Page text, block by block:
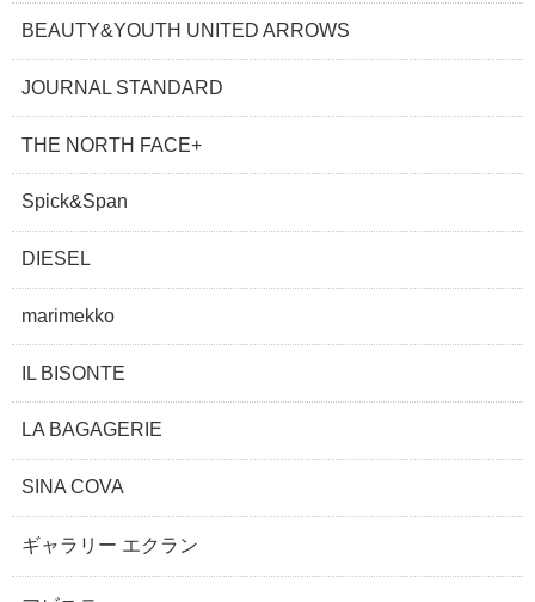
BEAUTY&YOUTH UNITED ARROWS
JOURNAL STANDARD
THE NORTH FACE+
Spick&Span
DIESEL
marimekko
IL BISONTE
LA BAGAGERIE
SINA COVA
ギャラリー エクラン